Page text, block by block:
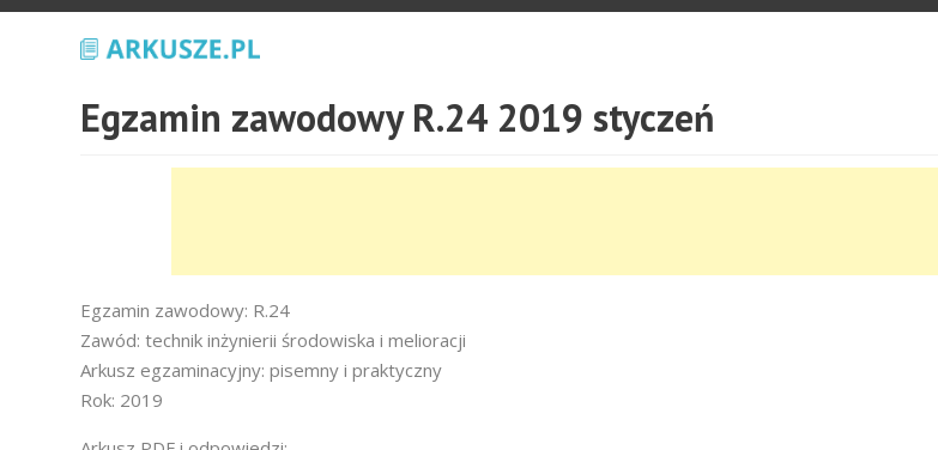
Egzamin zawodowy R.24 2019 styczeń
Egzamin zawodowy: R.24
Zawód: technik inżynierii środowiska i melioracji
Arkusz egzaminacyjny: pisemny i praktyczny
Rok: 2019